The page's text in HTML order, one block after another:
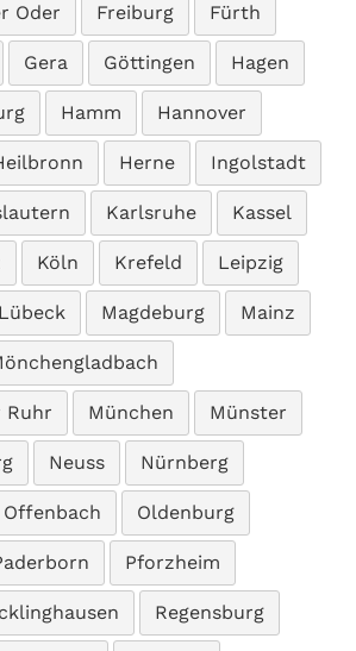
Oder Freiburg Fürth
Gera Göttingen Hagen
Hamm Hannover
Herne Ingolstadt
Karlsruhe Kassel
Köln Krefeld Leipzig
Lübeck Magdeburg Mainz
Ruhr München Münster
Neuss Nürnberg
Offenbach Oldenburg
Pforzheim
Regensburg